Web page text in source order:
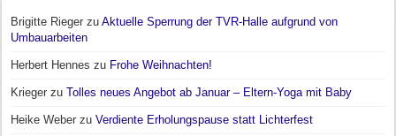
Brigitte Rieger zuAktuelle Sperrung der TVR-Halle aufgrund von
Umbauarbeiten
Herbert Hennes zu Frohe Weihnachten!
Krieger zuTolles neues Angebot ab Januar – Eltern-Yoga mit Baby
Heike Weber zuVerdiente Erholungspause statt Lichterfest